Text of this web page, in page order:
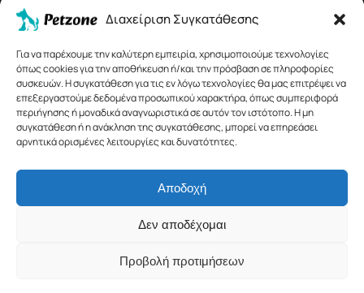
Διαχείριση Συγκατάθεσης
Για να παρέχουμε την καλύτερη εμπειρία, χρησιμοποιούμε τεχνολογίες
όπως cookies για την αποθήκευση ή/και την πρόσβαση σε πληροφορίες
συσκευών. Η συγκατάθεση για τις εν λόγω τεχνολογίες θα μας επιτρέψει να
επεξεργαστούμε δεδομένα προσωπικού χαρακτήρα, όπως συμπεριφορά
περιήγησης ή μοναδικά αναγνωριστικά σε αυτόν τον ιστότοπο. Η μη
συγκατάθεση ή η ανάκληση της συγκατάθεσης, μπορεί να επηρεάσει
αρνητικά ορισμένες λειτουργίες και δυνατότητες.
Αποδοχή
Δεν αποδέχομαι
Προβολή προτιμήσεων
Ρέθυμνο, Κρήτη
© 2026 Petzone.gr – All Rights Reserved.
Crafted with ♡ by
Solvit I.T. Solutions & Consulting